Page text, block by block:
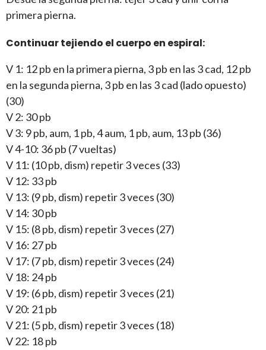
primera pierna.
Continuar tejiendo el cuerpo en espiral:
V 1: 12 pb en la primera pierna, 3 pb en las 3 cad, 12 pb
en la segunda pierna, 3 pb en las 3 cad (lado opuesto)
(30)
V 2: 30 pb
V 3: 9 pb, aum, 1 pb, 4 aum, 1 pb, aum, 13 pb (36)
V 4-10: 36 pb (7 vueltas)
V 11: (10 pb, dism) repetir 3 veces (33)
V 12: 33 pb
V 13: (9 pb, dism) repetir 3 veces (30)
V 14: 30 pb
V 15: (8 pb, dism) repetir 3 veces (27)
V 16: 27 pb
V 17: (7 pb, dism) repetir 3 veces (24)
V 18: 24 pb
V 19: (6 pb, dism) repetir 3 veces (21)
V 20: 21 pb
V 21: (5 pb, dism) repetir 3 veces (18)
V 22: 18 pb